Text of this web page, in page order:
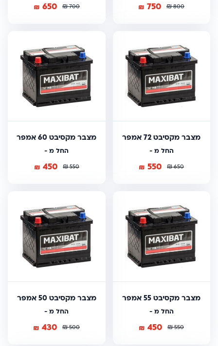
800
₪
750
₪
700
₪
650
₪
מצבר מקסיבט 72 אמפר
החל מ -
650
₪
550
₪
מצבר מקסיבט 60 אמפר
החל מ -
550
₪
450
₪
מצבר מקסיבט 55 אמפר
החל מ -
550
₪
450
₪
מצבר מקסיבט 50 אמפר
החל מ -
500
₪
430
₪